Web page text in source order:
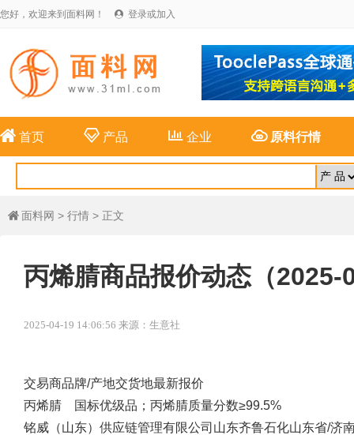
您好，欢迎来到面料网！  登录或加入
 首页 产品 企业 原料行情
 面料网 > 行情 > 正文
丙烯腈商品报价动态（2025-
2025-04-19 14:06:56 来源：生意社
交易商品牌/产地交货地最新报价
丙烯腈 国标优级品；丙烯腈质量分数≥99.5%
铭威（山东）供应链管理有限公司 山东齐鲁石化山东省/济